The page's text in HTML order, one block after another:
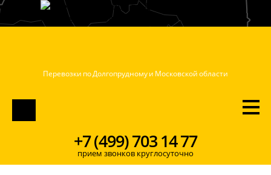
Перевозки по Долгопрудному и Московской области
+7 (499) 703 14 77
прием звонков круглосуточно